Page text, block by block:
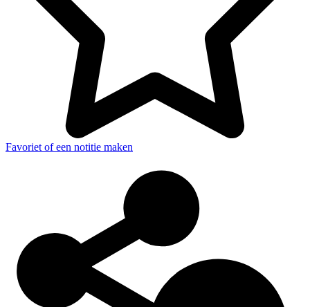
Favoriet of een notitie maken